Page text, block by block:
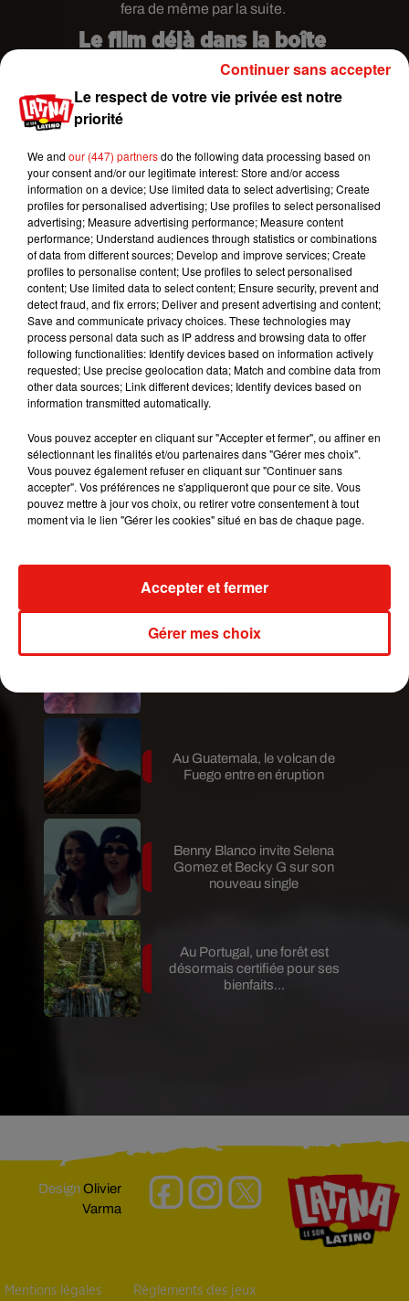
Publié : 23 août 2019 à 16h30 par A.L.
fera de même par la suite.
Le film déjà dans la boîte
Si aucune information concernant la date de
sortie n’a été communiquée à ce jour par les
producteurs,
Reporter que le film était achevé."Je ne sais pas
ce que les gens savent ou ne savent pas. J'ai du
mal à croire que vous ne sachiez pas que le film a
déjà été tourné... Oui, c'est déjà fait ! Mais
comment est-ce que ça peut rester un secret ? Ça
me dépasse, mais c'est le cas.Ils ont fait un travail
incroyable pour réussir à garder ce secret", a-t-il
révélé. Espérons pour les fans que la diffusion se
fasse avant la fin de l'année !
Mundo Latino
Guatemala : l'éruption du volcan
de Fuego est terminée
Au Guatemala, le volcan de
Fuego entre en éruption
Benny Blanco invite Selena
Gomez et Becky G sur son
nouveau single
Au Portugal, une forêt est
désormais certifiée pour ses
bienfaits...
DesignOlivier
Varma
Mentions légales Règlements des jeux
Le respect de votre vie privée est notre
priorité
We and our (447) partnersdo the following data processing based on
your consent and/or our legitimate interest: Store and/or access
information on a device; Use limited data to select advertising; Create
profiles for personalised advertising; Use profiles to select personalised
advertising; Measure advertising performance; Measure content
performance; Understand audiences through statistics or combinations
of data from different sources; Develop and improve services; Create
profiles to personalise content; Use profiles to select personalised
content; Use limited data to select content; Ensure security, prevent and
detect fraud, and fix errors; Deliver and present advertising and content;
Save and communicate privacy choices. These technologies may
process personal data such as IP address and browsing data to offer
following functionalities: Identify devices based on information actively
requested; Use precise geolocation data; Match and combine data from
other data sources; Link different devices; Identify devices based on
information transmitted automatically.
Vous pouvez accepter en cliquant sur "Accepter et fermer", ou affiner en
sélectionnant les finalités et/ou partenaires dans "Gérer mes choix".
Vous pouvez également refuser en cliquant sur "Continuer sans
accepter". Vos préférences ne s'appliqueront que pour ce site. Vous
pouvez mettre à jour vos choix, ou retirer votre consentement à tout
moment via le lien "Gérer les cookies" situé en bas de chaque page.
Gérer mes choix
Accepter et fermer
Continuer sans accepter